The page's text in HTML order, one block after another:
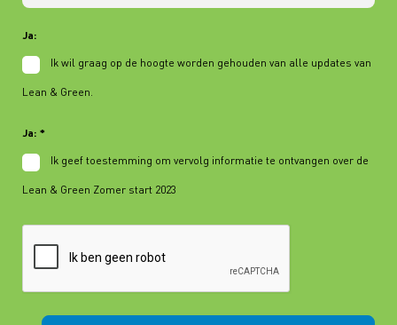
Ja:
Ik wil graag op de hoogte worden gehouden van alle updates van
Lean & Green.
Ja: *
Ik geef toestemming om vervolg informatie te ontvangen over de
Lean & Green Zomer start 2023